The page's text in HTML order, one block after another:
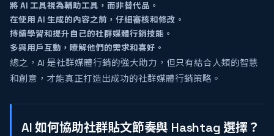
將 AI 工具視為輔助工具，而非替代品。
在使用 AI 生成的內容之前，仔細審核和修改。
持續學習和提升自己的社群媒體行銷技能。
多與用戶互動，瞭解他們的需求和喜好。
總之，AI 是社群媒體行銷的強大助力，但只有結合人類的智慧
和創意，才能真正打造出成功的社群媒體行銷策略。
AI 如何協助社群貼文節奏與 Hashtag 選擇？